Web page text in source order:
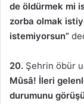
de öldürmek mi
zorba olmak
istemiyorsun”
20. Şehrin öbür
Mûsâ! İleri
durumunu